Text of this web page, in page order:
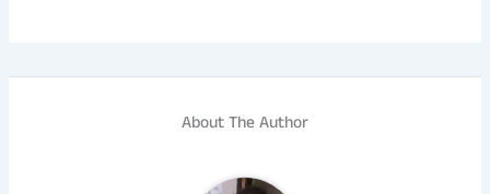
About The Author